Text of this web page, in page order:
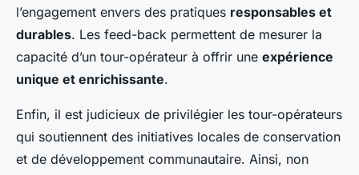
l’engagement envers des pratiques responsables et
durables. Les feed-back permettent de mesurer la
capacité d’un tour-opérateur à offrir une expérience
unique et enrichissante.
Enfin, il est judicieux de privilégier les tour-opérateurs
qui soutiennent des initiatives locales de conservation
et de développement communautaire. Ainsi, non